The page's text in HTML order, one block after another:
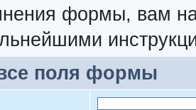
формы, вам на
поля формы